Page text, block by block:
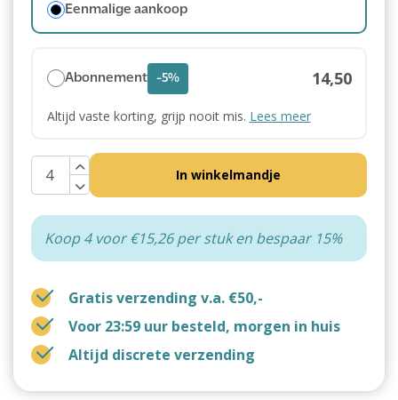
Eenmalige aankoop
Abonnement -5% 14,50
Altijd vaste korting, grijp nooit mis. Lees meer
In winkelmandje
Koop 4 voor €15,26 per stuk en bespaar 15%
Gratis verzending v.a. €50,-
Voor 23:59 uur besteld, morgen in huis
Altijd discrete verzending